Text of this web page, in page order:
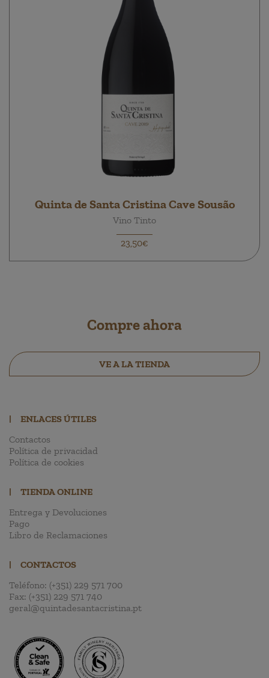
Quinta de Santa Cristina Cave Sousão
Vino Tinto
23,50€
Compre ahora
VE A LA TIENDA
|
ENLACES ÚTILES
Contactos
Política de privacidad
Política de cookies
|
TIENDA ONLINE
Entrega y Devoluciones
Pago
Libro de Reclamaciones
|
CONTACTOS
Teléfono: (+351) 229 571 700
Fax: (+351) 229 571 740
geral@quintadesantacristina.pt